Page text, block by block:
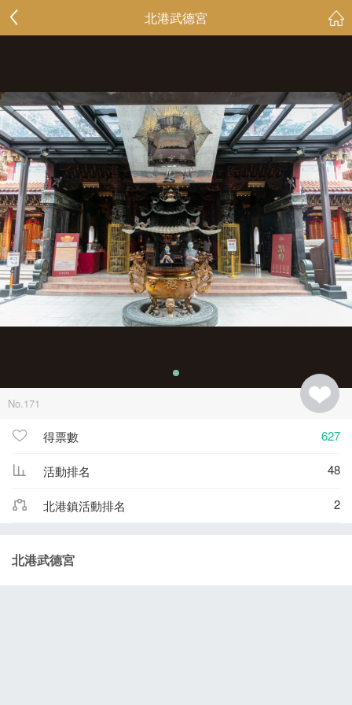
北港武德宮
No.171
得票數 627
活動排名 48
北港鎮活動排名 2
北港武德宮